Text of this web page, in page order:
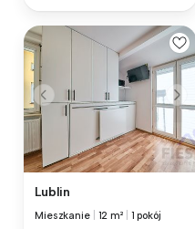
Lublin
Mieszkanie 12 m² 1 pokój